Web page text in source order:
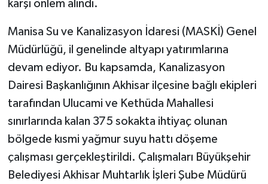
karşı önlem alındı.
Manisa Su ve Kanalizasyon İdaresi (MASKİ) Genel
Müdürlüğü, il genelinde altyapı yatırımlarına
devam ediyor. Bu kapsamda, Kanalizasyon
Dairesi Başkanlığının Akhisar ilçesine bağlı ekipleri
tarafından Ulucami ve Kethüda Mahallesi
sınırlarında kalan 375 sokakta ihtiyaç olunan
bölgede kısmi yağmur suyu hattı döşeme
çalışması gerçekleştirildi. Çalışmaları Büyükşehir
Belediyesi Akhisar Muhtarlık İşleri Şube Müdürü